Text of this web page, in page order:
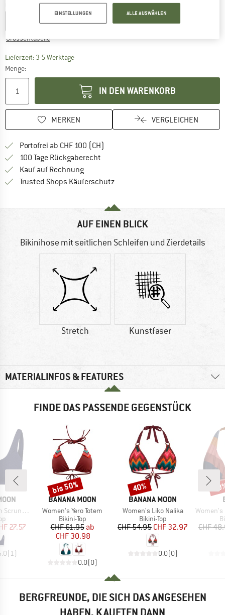
Grösse wählen:
FR36 FR38 FR40 FR42 FR
Grössentabelle
Lieferzeit: 3-5 WerktageDer Link öffnet sich in einer Infobox und
Menge:
IN DEN WARENKORB
MERKEN VERGLEICHEN
Portofrei ab CHF 100 (CH)
100 Tage Rückgaberecht
Kauf auf RechnungFinde die Zahlungs-Infos hier! Öffnet
Trusted Shops Käuferschutz
AUF EINEN BLICK
Bikinihose mit seitlichen Schleifen und Zierdetails
Stretch Kunstfaser
MATERIALINFOS & FEATURES
FINDE DAS PASSENDE GEGENSTÜCK
Preis
27.57
( 1)
MARKE
BANANA MOON
Artikel
Women's Yero Totem
Produktgruppe
Bikini-Top
Preis
CHF 61.95reduzierter Preis
ab
CHF 30.98
0.0(0)
Rabatt
bis 50%
MARKE
BANANA MOON
Artikel
Women's Liko Nalika
Produktgruppe
Bikini-Top
Preis
CHF 54.95 reduzierter Preis
CHF 32.97
0.0(0)
Rabatt
40%
Artikel
Women's
CHF
BERGFREUNDE, DIE SICH DAS ANGESEHEN
HABEN, KAUFTEN DANN
EINSTELLUNGEN ALLE AUSWÄHLEN